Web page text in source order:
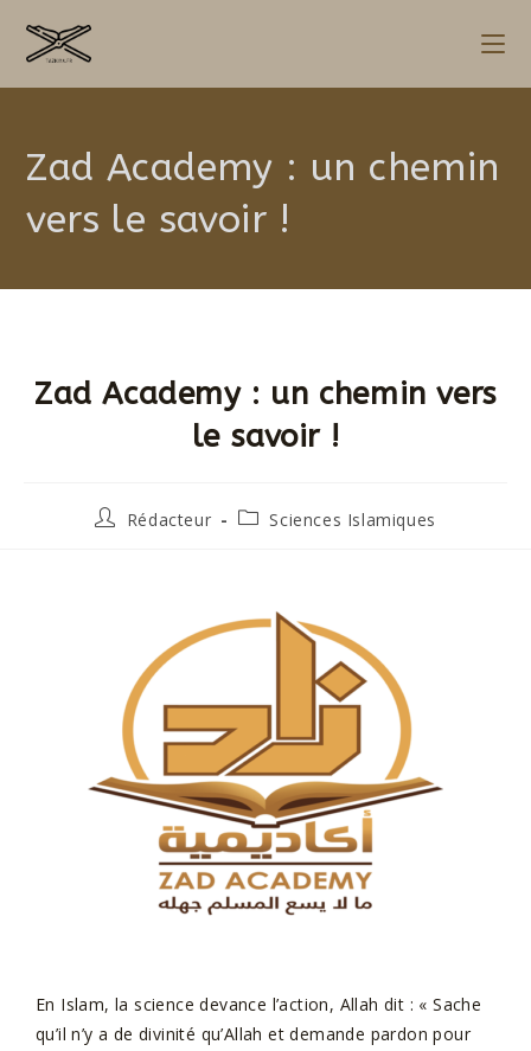
Zad Academy : un chemin
vers le savoir !
Zad Academy : un chemin vers
le savoir !
Rédacteur Sciences Islamiques
En Islam, la science devance l’action, Allah dit : « Sache
qu’il n’y a de divinité qu’Allah et demande pardon pour